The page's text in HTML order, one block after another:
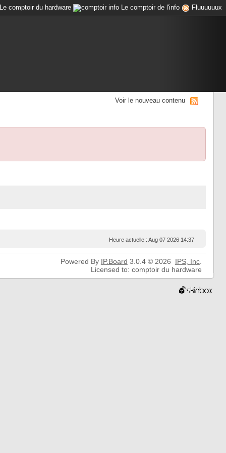
Le comptoir du hardware Le comptoir de l'info Fluuuuuux
Voir le nouveau contenu
Heure actuelle : Aug 07 2026 14:37
Powered By IP.Board 3.0.4 © 2026 IPS, Inc.
Licensed to: comptoir du hardware